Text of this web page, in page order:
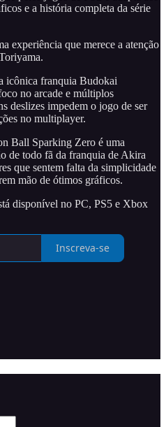
e a história completa da série
experiência que merece a atenção
icônica franquia Budokai
no arcade e múltiplos
deslizes impedem o jogo de ser
no multiplayer.
Ball Sparking Zero é uma
de todo fã da franquia de Akira
que sentem falta da simplicidade
mão de ótimos gráficos.
disponível no PC, PS5 e Xbox
Inscreva-se